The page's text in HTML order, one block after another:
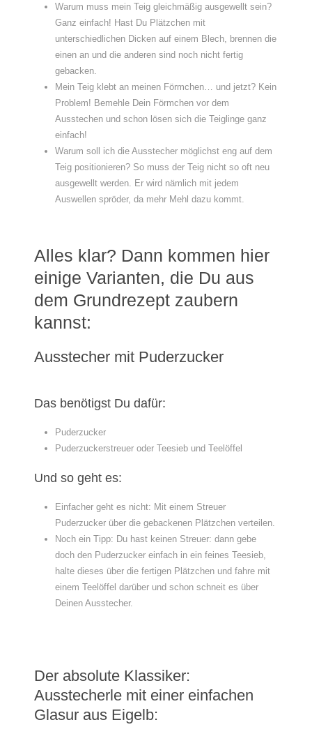
Warum muss mein Teig gleichmäßig ausgewellt sein?
Ganz einfach! Hast Du Plätzchen mit
unterschiedlichen Dicken auf einem Blech, brennen die
einen an und die anderen sind noch nicht fertig
gebacken.
Mein Teig klebt an meinen Förmchen… und jetzt? Kein
Problem! Bemehle Dein Förmchen vor dem
Ausstechen und schon lösen sich die Teiglinge ganz
einfach!
Warum soll ich die Ausstecher möglichst eng auf dem
Teig positionieren? So muss der Teig nicht so oft neu
ausgewellt werden. Er wird nämlich mit jedem
Auswellen spröder, da mehr Mehl dazu kommt.
Alles klar? Dann kommen hier
einige Varianten, die Du aus
dem Grundrezept zaubern
kannst:
Ausstecher mit Puderzucker
Das benötigst Du dafür:
Puderzucker
Puderzuckerstreuer oder Teesieb und Teelöffel
Und so geht es:
Einfacher geht es nicht: Mit einem Streuer
Puderzucker über die gebackenen Plätzchen verteilen.
Noch ein Tipp: Du hast keinen Streuer: dann gebe
doch den Puderzucker einfach in ein feines Teesieb,
halte dieses über die fertigen Plätzchen und fahre mit
einem Teelöffel darüber und schon schneit es über
Deinen Ausstecher.
Der absolute Klassiker:
Ausstecherle mit einer einfachen
Glasur aus Eigelb: